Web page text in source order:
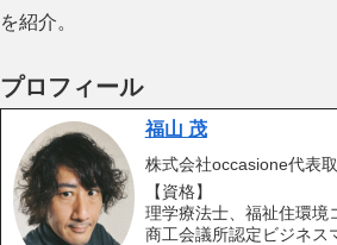
を紹介。
プロフィール
福山 茂
株式会社occasione代表
【資格】
理学療法士、福祉住環境
商工会議所認定ビジネス